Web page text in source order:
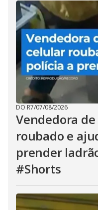
DO R7/07/08/2026
Vendedora
roubado e
prender
#Shorts